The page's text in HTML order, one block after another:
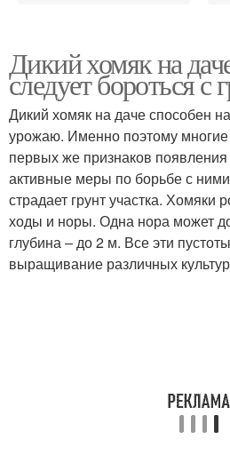
Борьба с диким
зверьком
Домашние хомяки
Дикие хомяки
Дикий хомяк на
следует бороться с
Дикий хомяк на даче способен
урожаю. Именно поэтому многие
первых же признаков
активные меры по борьбе с
страдает грунт участка. Хомяки
ходы и норы. Одна нора может
глубина – до 2 м. Все эти
выращивание различных